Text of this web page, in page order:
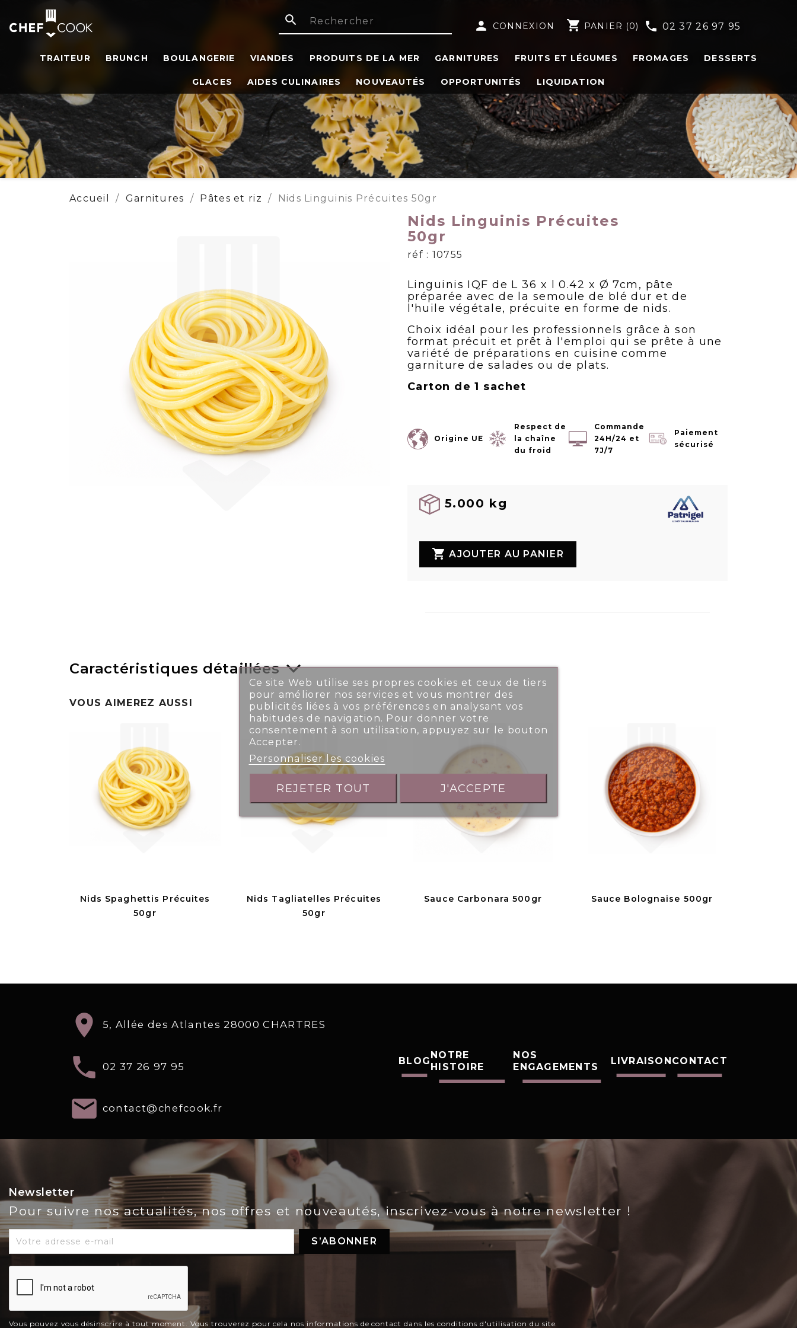
search person CONNEXION shopping_cart PANIER (0) phone 02 37 26 97 95
TRAITEUR BRUNCH BOULANGERIE VIANDES PRODUITS DE LA MER GARNITURES FRUITS ET LÉGUMES FROMAGES DESSERTS
GLACES AIDES CULINAIRES NOUVEAUTÉS OPPORTUNITÉS LIQUIDATION
Accueil Garnitures Pâtes et riz Nids Linguinis Précuites 50gr
Nids Linguinis Précuites
50gr
réf : 10755
Linguinis IQF de L 36 x l 0.42 x Ø 7cm, pâte
préparée avec de la semoule de blé dur et de
l'huile végétale, précuite en forme de nids.
Choix idéal pour les professionnels grâce à son
format précuit et prêt à l'emploi qui se prête à une
variété de préparations en cuisine comme
garniture de salades ou de plats.
Carton de 1 sachet
Origine UE
Respect de
la chaîne
du froid
Commande
24H/24 et
7J/7
Paiement
sécurisé
5.000 kg
 AJOUTER AU PANIER
Caractéristiques détaillées
VOUS AIMEREZ AUSSI
Nids Spaghettis Précuites
50gr
Nids Tagliatelles Précuites
50gr
Sauce Carbonara 500gr Sauce Bolognaise 500gr
location_on 5, Allée des Atlantes 28000 CHARTRES
local_phone 02 37 26 97 95
email contact@chefcook.fr
BLOG
NOTRE
HISTOIRE
NOS
ENGAGEMENTS
LIVRAISONCONTACT
Newsletter
Pour suivre nos actualités, nos offres et nouveautés, inscrivez-vous à notre newsletter !
Vous pouvez vous désinscrire à tout moment. Vous trouverez pour cela nos informations de contact dans les conditions d'utilisation du site.
Ce site Web utilise ses propres cookies et ceux de tiers
pour améliorer nos services et vous montrer des
publicités liées à vos préférences en analysant vos
habitudes de navigation. Pour donner votre
consentement à son utilisation, appuyez sur le bouton
Accepter.
Personnaliser les cookies
REJETER TOUT J'ACCEPTE